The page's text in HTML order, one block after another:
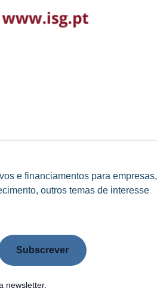
e financiamentos para empresas,
outros temas de interesse
newsletter.